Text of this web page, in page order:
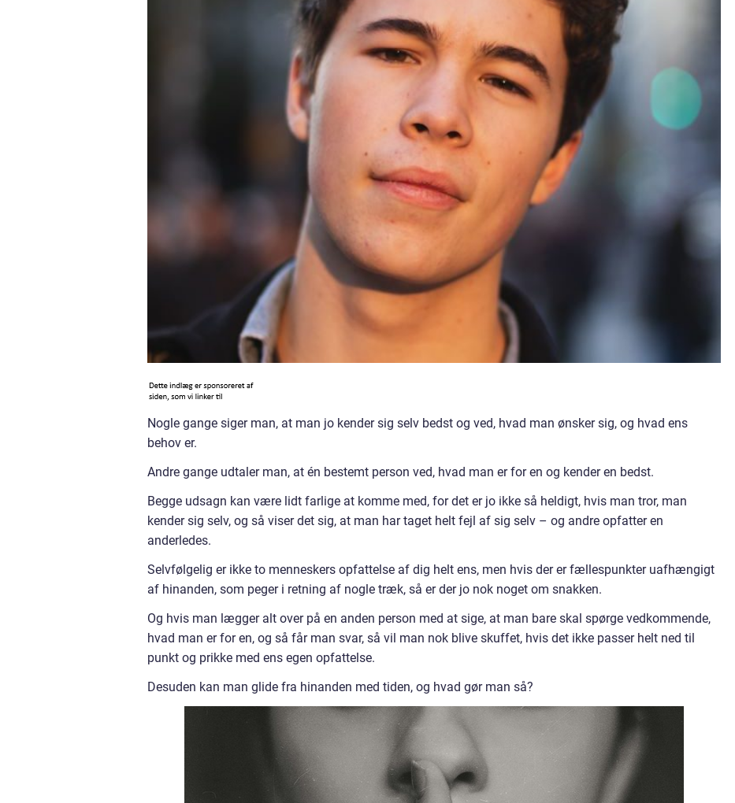
Nogle gange siger man, at man jo kender sig selv bedst og ved, hvad man ønsker sig, og hvad ens
behov er.
Andre gange udtaler man, at én bestemt person ved, hvad man er for en og kender en bedst.
Begge udsagn kan være lidt farlige at komme med, for det er jo ikke så heldigt, hvis man tror, man
kender sig selv, og så viser det sig, at man har taget helt fejl af sig selv – og andre opfatter en
anderledes.
Selvfølgelig er ikke to menneskers opfattelse af dig helt ens, men hvis der er fællespunkter uafhængigt
af hinanden, som peger i retning af nogle træk, så er der jo nok noget om snakken.
Og hvis man lægger alt over på en anden person med at sige, at man bare skal spørge vedkommende,
hvad man er for en, og så får man svar, så vil man nok blive skuffet, hvis det ikke passer helt ned til
punkt og prikke med ens egen opfattelse.
Desuden kan man glide fra hinanden med tiden, og hvad gør man så?